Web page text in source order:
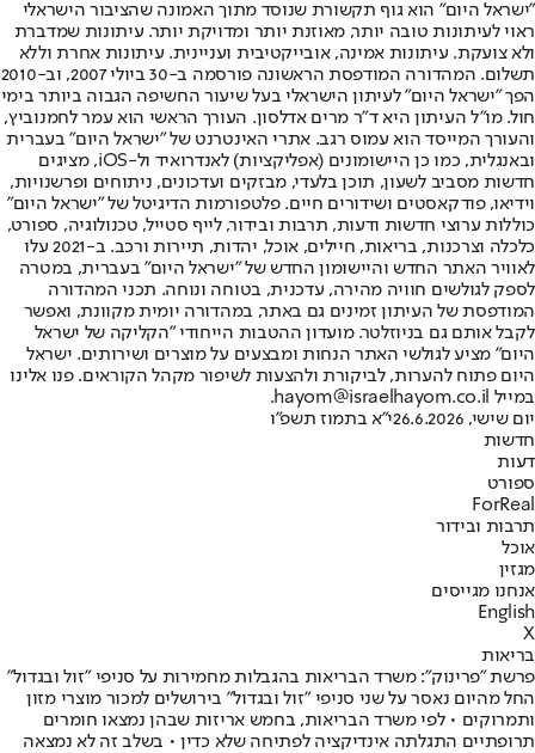
"ישראל היום" הוא גוף תקשורת שנוסד מתוך האמונה שהציבור הישראלי
ראוי לעיתונות טובה יותר, מאוזנת יותר ומדויקת יותר. עיתונות שמדברת
ולא צועקת. עיתונות אמינה, אובייקטיבית ועניינית. עיתונות אחרת וללא
תשלום. המהדורה המודפסת הראשונה פורסמה ב-30 ביולי 2007, וב-2010
הפך "ישראל היום" לעיתון הישראלי בעל שיעור החשיפה הגבוה ביותר בימי
חול. מו"ל העיתון היא ד"ר מרים אדלסון. העורך הראשי הוא עמר לחמנוביץ,
והעורך המייסד הוא עמוס רגב. אתרי האינטרנט של "ישראל היום" בעברית
ובאנגלית, כמו כן היישומונים (אפליקציות) לאנדרואיד ול-iOS, מציגים
חדשות מסביב לשעון, תוכן בלעדי, מבזקים ועדכונים, ניתוחים ופרשנויות,
וידיאו, פודקאסטים ושידורים חיים. פלטפורמות הדיגיטל של "ישראל היום"
כוללות ערוצי חדשות ודעות, תרבות ובידור, לייף סטייל, טכנולוגיה, ספורט,
כלכלה וצרכנות, בריאות, חיילים, אוכל, יהדות, תיירות ורכב. ב-2021 עלו
לאוויר האתר החדש והיישומון החדש של "ישראל היום" בעברית, במטרה
לספק לגולשים חוויה מהירה, עדכנית, בטוחה ונוחה. תכני המהדורה
המודפסת של העיתון זמינים גם באתר, במהדורה יומית מקוונת, ואפשר
לקבל אותם גם בניוזלטר. מועדון ההטבות הייחודי "הקליקה של ישראל
היום" מציע לגולשי האתר הנחות ומבצעים על מוצרים ושירותים. ישראל
היום פתוח להערות, לביקורת ולהצעות לשיפור מקהל הקוראים. פנו אלינו
במייל hayom@israelhayom.co.il.
יום שישי, 26.6.2026
י"א בתמוז תשפ"ו
חדשות
דעות
ספורט
ForReal
תרבות ובידור
אוכל
מגזין
אנחנו מגייסים
English
X
בריאות
פרשת "פרינוק": משרד הבריאות בהגבלות מחמירות על סניפי "זול ובגדול"
החל מהיום נאסר על שני סניפי "זול ובגדול" בירושלים למכור מוצרי מזון
ותמרוקים • לפי משרד הבריאות, בחמש אריזות שבהן נמצאו חומרים
תרופתיים התגלתה אינדיקציה לפתיחה שלא כדין • בשלב זה לא נמצאה